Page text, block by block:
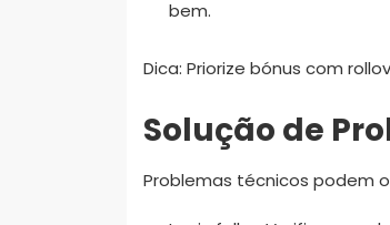
bem.
Dica: Priorize bónus com
Solução de
Problemas técnicos podem